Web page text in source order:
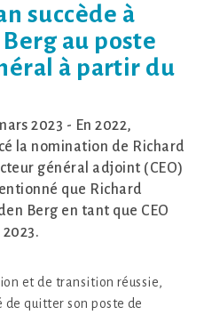
succède à
au poste
à partir du
2023 - En 2022,
la nomination de Richard
général adjoint (CEO)
que Richard
Berg en tant que CEO
et de transition réussie,
de quitter son poste de